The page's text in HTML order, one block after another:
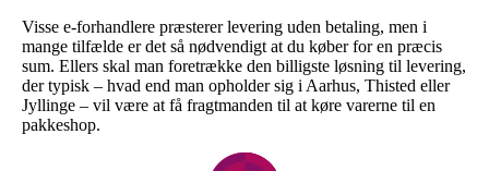
Visse e-forhandlere præsterer levering uden betaling, men i
mange tilfælde er det så nødvendigt at du køber for en præcis
sum. Ellers skal man foretrække den billigste løsning til levering,
der typisk – hvad end man opholder sig i Aarhus, Thisted eller
Jyllinge – vil være at få fragtmanden til at køre varerne til en
pakkeshop.